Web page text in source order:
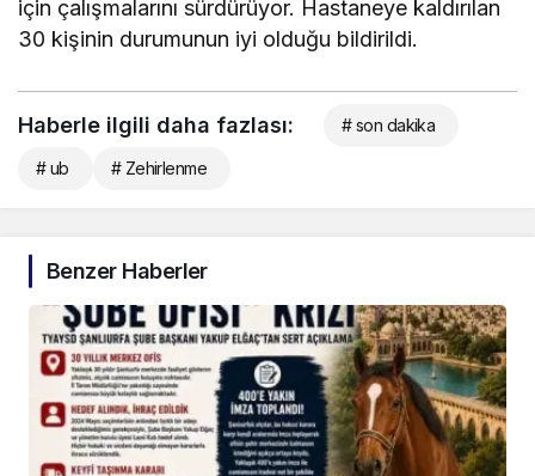
için çalışmalarını sürdürüyor. Hastaneye kaldırılan
30 kişinin durumunun iyi olduğu bildirildi.
Haberle ilgili daha fazlası: # son dakika
# ub # Zehirlenme
Benzer Haberler